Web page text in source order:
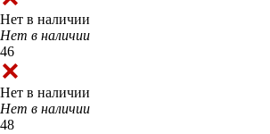
Нет в наличии
Нет в наличии
46
Нет в наличии
Нет в наличии
48